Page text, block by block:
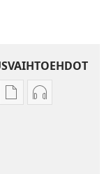
JulkaisujenÄänitteiden